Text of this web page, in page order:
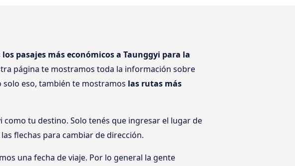
los pasajes más económicos a Taunggyi para la
página te mostramos toda la información sobre
solo eso, también te mostramos las rutas más
tu destino. Solo tenés que ingresar el lugar de
flechas para cambiar de dirección.
una fecha de viaje. Por lo general la gente